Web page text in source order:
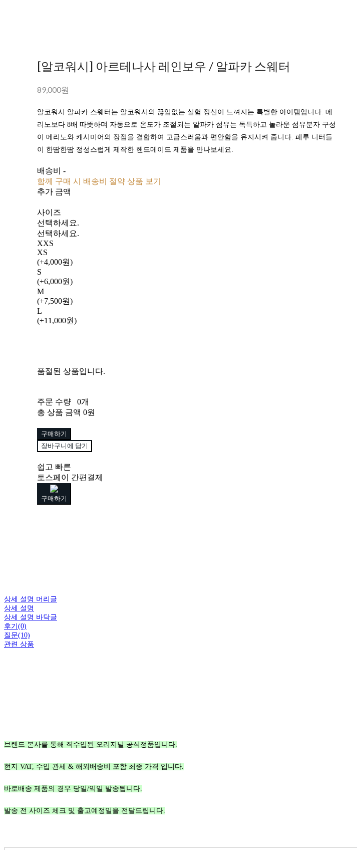
[알코워시] 아르테나사 레인보우 / 알파카 스웨터
89,000원
알코워시 알파카 스웨터는 알코워시의 끊임없는 실험 정신이 느껴지는 특별한 아이템입니다. 메
리노보다 8배 따뜻하며 자동으로 온도가 조절되는 알파카 섬유는 독특하고 놀라운 섬유분자 구성
이 메리노와 캐시미어의 장점을 결합하여 고급스러움과 편안함을 유지시켜 줍니다. 페루 니터들
이 한땀한땀 정성스럽게 제작한 핸드메이드 제품을 만나보세요.
배송비-
함께 구매 시 배송비 절약 상품 보기
추가 금액
사이즈
선택하세요.
선택하세요.
XXS
XS
(+4,000원)
S
(+6,000원)
M
(+7,500원)
L
(+11,000원)
품절된 상품입니다.
주문 수량
0개
총 상품 금액 0원
구매하기
장바구니에 담기
쉽고 빠른
토스페이 간편결제
구매하기
상세 설명 머리글
상세 설명
상세 설명 바닥글
후기(0)
질문(10)
관련 상품
브랜드 본사를 통해 직수입된 오리지널 공식정품입니다.
현지 VAT, 수입 관세 & 해외배송비 포함 최종 가격 입니다.
바로배송 제품의 경우 당일/익일 발송됩니다.
발송 전 사이즈 체크 및 출고예정일을 전달드립니다.